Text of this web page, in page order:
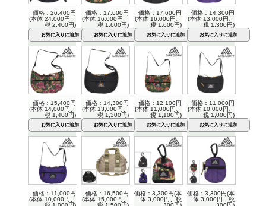
価格：26,400円
(本体 24,000円、
税 2,400円)
価格：17,600円
(本体 16,000円、
税 1,600円)
価格：17,600円
(本体 16,000円、
税 1,600円)
価格：14,300円
(本体 13,000円、
税 1,300円)
価格：15,400円
(本体 14,000円、
税 1,400円)
価格：14,300円
(本体 13,000円、
税 1,300円)
価格：12,100円
(本体 11,000円、
税 1,100円)
価格：11,000円
(本体 10,000円、
税 1,000円)
価格：11,000円
(本体 10,000円、
価格：16,500円
(本体 15,000円、
価格：3,300円(本
体 3,000円、税
価格：3,300円(本
体 3,000円、税